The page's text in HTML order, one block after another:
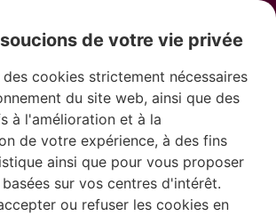
de votre vie privée
cookies strictement nécessaires
du site web, ainsi que des
à l'amélioration et à la
de votre expérience, à des fins
ainsi que pour vous proposer
sur vos centres d'intérêt.
ou refuser les cookies en